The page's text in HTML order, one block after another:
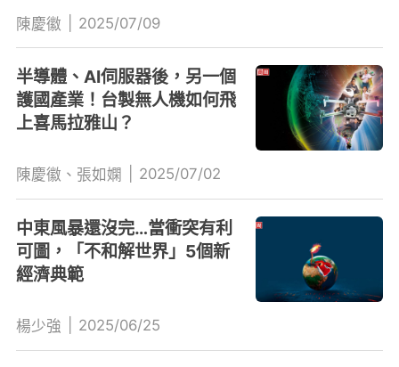
陳慶徽 2025/07/09
半導體、AI伺服器後，另一個
護國產業！台製無人機如何飛
上喜馬拉雅山？
陳慶徽、張如嫻 2025/07/02
中東風暴還沒完…當衝突有利
可圖，「不和解世界」5個新
經濟典範
楊少強 2025/06/25